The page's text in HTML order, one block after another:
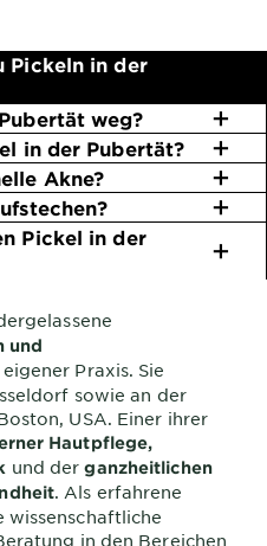
Pickeln in der
weg?
in der Pubertät?
Akne?
Pickel in der
und
Praxis. Sie
sowie an der
USA. Einer ihrer
Hautpflege,
und derganzheitlichen
. Als erfahrene
in den Bereichen